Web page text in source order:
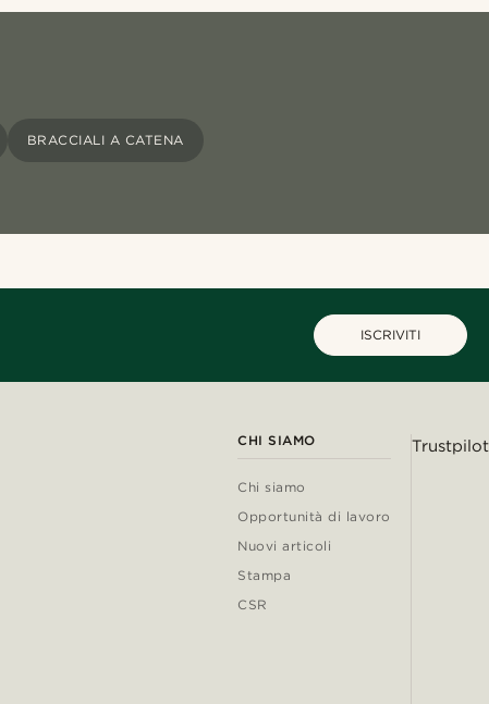
BRACCIALI A CATENA
ISCRIVITI
CHI SIAMO
Chi siamo
Opportunità di lavoro
Nuovi articoli
Stampa
CSR
Trustpilot